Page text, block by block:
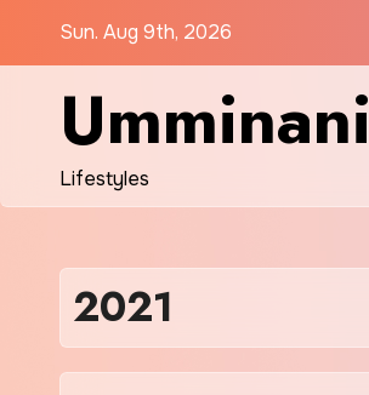
Sun. Aug 9th, 2026
Umminani
Lifestyles
2021